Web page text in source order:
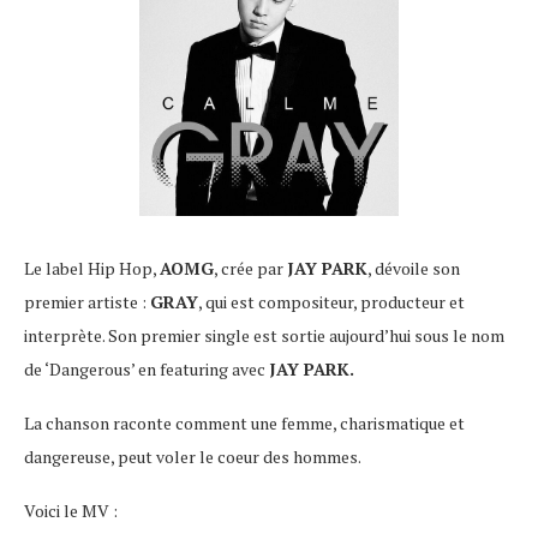
Le label Hip Hop,AOMG, crée par JAY PARK, dévoile son
premier artiste : GRAY, qui est compositeur, producteur et
interprète. Son premier single est sortie aujourd’hui sous le nom
de ‘Dangerous’ en featuring avec JAY PARK.
La chanson raconte comment une femme, charismatique et
dangereuse, peut voler le coeur des hommes.
Voici le MV :